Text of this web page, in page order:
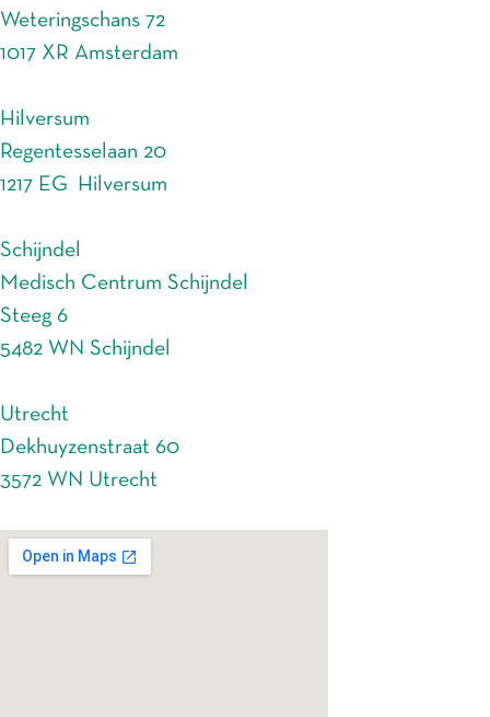
Weteringschans 72
1017 XR Amsterdam
Hilversum
Regentesselaan 20
1217 EG Hilversum
Schijndel
Medisch Centrum Schijndel
Steeg 6
5482 WN Schijndel
Utrecht
Dekhuyzenstraat 60
3572 WN Utrecht